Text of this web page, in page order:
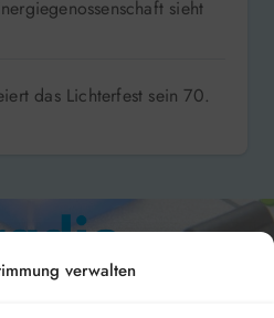
verwalten
sieht
das Lichterfest sein 70.